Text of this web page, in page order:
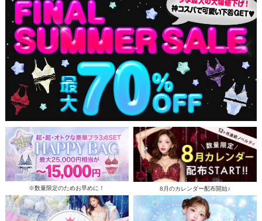
※数量限定のためお早めに！ 8月のカレンダー配布開始♪